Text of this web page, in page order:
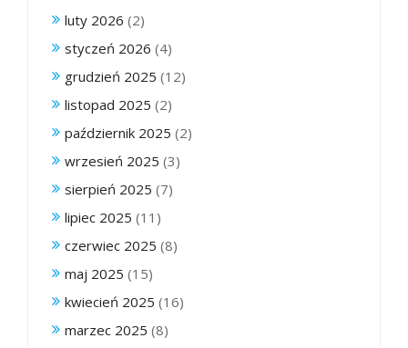
luty 2026 (2)
styczeń 2026 (4)
grudzień 2025 (12)
listopad 2025 (2)
październik 2025 (2)
wrzesień 2025 (3)
sierpień 2025 (7)
lipiec 2025 (11)
czerwiec 2025 (8)
maj 2025 (15)
kwiecień 2025 (16)
marzec 2025 (8)